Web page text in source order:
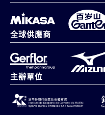
全球供應商
主辦單位